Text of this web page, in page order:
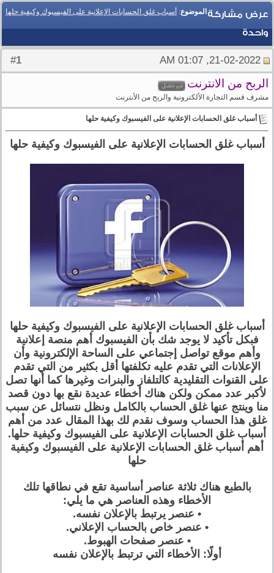
الموضوع: أسباب غلق الحسابات الإعلانية على الفيسبوك وكيفية حلها
عرض مشاركة
واحدة
1
الربح من الانترنت
مشرف قسم التجارة الألكترونية والربح من الأنترنت
أسباب غلق الحسابات الإعلانية على الفيسبوك وكيفية حلها
أسباب غلق الحسابات الإعلانية على الفيسبوك وكيفية حلها
أسباب غلق الحسابات الإعلانية على الفيسبوك وكيفية حلها
فبكل تأكيد لا يوجد شك بأن الفيسبوك أهم منصة إعلانية
وأهم موقع تواصل إجتماعي على الساحة الإلكترونية وأن
الإعلانات التي تقدم عليه تكلفتها أقل بكثير من التي تقدم
على القنوات التقليدية كالتلفاز والبنرات وغيرها كما أنها تصل
لأكبر عدد ممكن ولكن هناك أخطاء عديدة نقع بها دون قصد
منا وينتج عنها غلق الحساب بالكامل ونظل نتسائل عن سبب
غلق هذا الحساب وسوف نقدم لك بهذا المقال عدد من أهم
أسباب غلق الحسابات الإعلانية على الفيسبوك وكيفية حلها.
أهم أسباب غلق الحسابات الإعلانية على الفيسبوك وكيفية
حلها
بالطبع هناك ثلاثة عناصر أساسية تقع في نطاقها تلك
الأخطاء وهذه العناصر هي ما يلي:
• عنصر يرتبط بالإعلان نفسه.
• عنصر خاص بالحساب الإعلاني.
• عنصر صفحات الهبوط.
أولًا: الأخطاء التي ترتبط بالإعلان نفسه